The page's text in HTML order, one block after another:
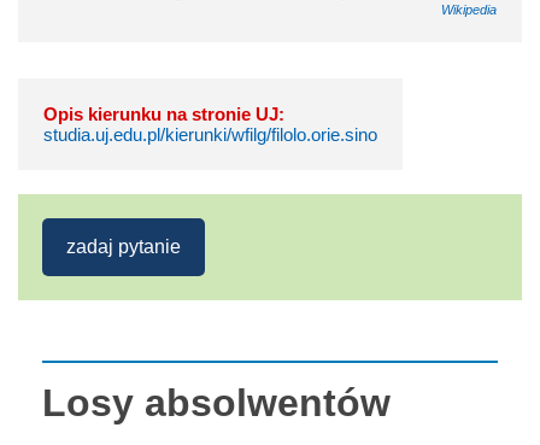
Wikipedia
Opis kierunku na stronie UJ:
studia.uj.edu.pl/kierunki/wfilg/filolo.orie.sino
zadaj pytanie
Losy absolwentów